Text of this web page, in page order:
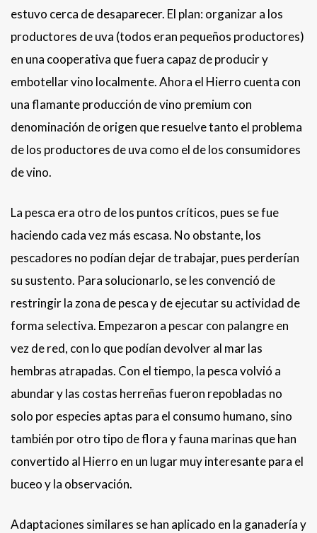
estuvo cerca de desaparecer. El plan: organizar a los
productores de uva (todos eran pequeños productores)
en una cooperativa que fuera capaz de producir y
embotellar vino localmente. Ahora el Hierro cuenta con
una flamante producción de vino premium con
denominación de origen que resuelve tanto el problema
de los productores de uva como el de los consumidores
de vino.
La pesca era otro de los puntos críticos, pues se fue
haciendo cada vez más escasa. No obstante, los
pescadores no podían dejar de trabajar, pues perderían
su sustento. Para solucionarlo, se les convenció de
restringir la zona de pesca y de ejecutar su actividad de
forma selectiva. Empezaron a pescar con palangre en
vez de red, con lo que podían devolver al mar las
hembras atrapadas. Con el tiempo, la pesca volvió a
abundar y las costas herreñas fueron repobladas no
solo por especies aptas para el consumo humano, sino
también por otro tipo de flora y fauna marinas que han
convertido al Hierro en un lugar muy interesante para el
buceo y la observación.
Adaptaciones similares se han aplicado en la ganadería y